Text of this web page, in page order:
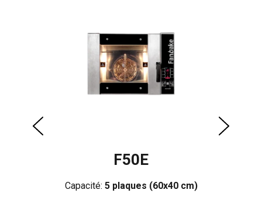
F50E
Capacité: 5 plaques (60x40 cm)